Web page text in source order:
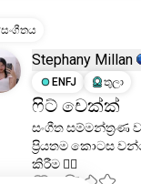
සංගීතය
Stephany Millan
ENFJ
තුලා
ෆිට් චෙක්ක්
සංගීත සම්මන්ත්‍රණ
ප්‍රියතම කොටස
කිරීම 🙂‍↔️